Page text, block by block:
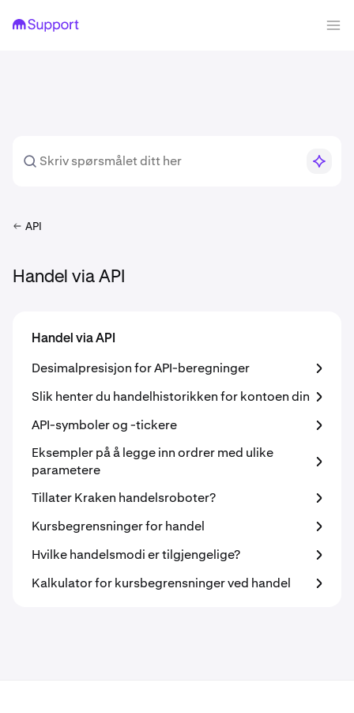
API
Handel via API
Handel via API
Desimalpresisjon for API-beregninger
Slik henter du handelhistorikken for kontoen din
API-symboler og -tickere
Eksempler på å legge inn ordrer med ulike
parametere
Tillater Kraken handelsroboter?
Kursbegrensninger for handel
Hvilke handelsmodi er tilgjengelige?
Kalkulator for kursbegrensninger ved handel